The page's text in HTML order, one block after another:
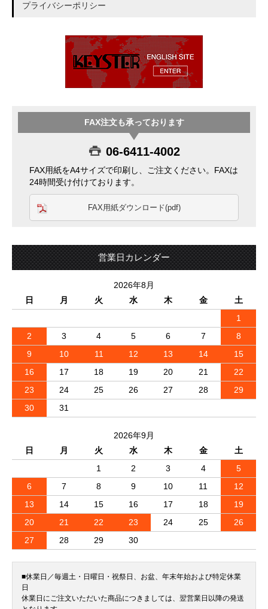
プライバシーポリシー
FAX注文も承っております
06-6411-4002
FAX用紙をA4サイズで印刷し、ご注文ください。FAXは
24時間受け付けております。
FAX用紙ダウンロード(pdf)
営業日カレンダー
2026年8月
日
月 火 水 木 金
土
1
2
3 4 5 6 7
8
9
10 11 12 13 14
15
16
17 18 19 20 21
22
23
24 25 26 27 28
29
30
31
2026年9月
日
月 火 水 木 金
土
1
2 3 4
5
6
7 8 9 10 11
12
13
14 15 16 17 18
19
20
21 22 23 24 25
26
27
28 29 30
■休業日／毎週土・日曜日・祝祭日、お盆、年末年始および特定休業
日
休業日にご注文いただいた商品につきましては、翌営業日以降の発送